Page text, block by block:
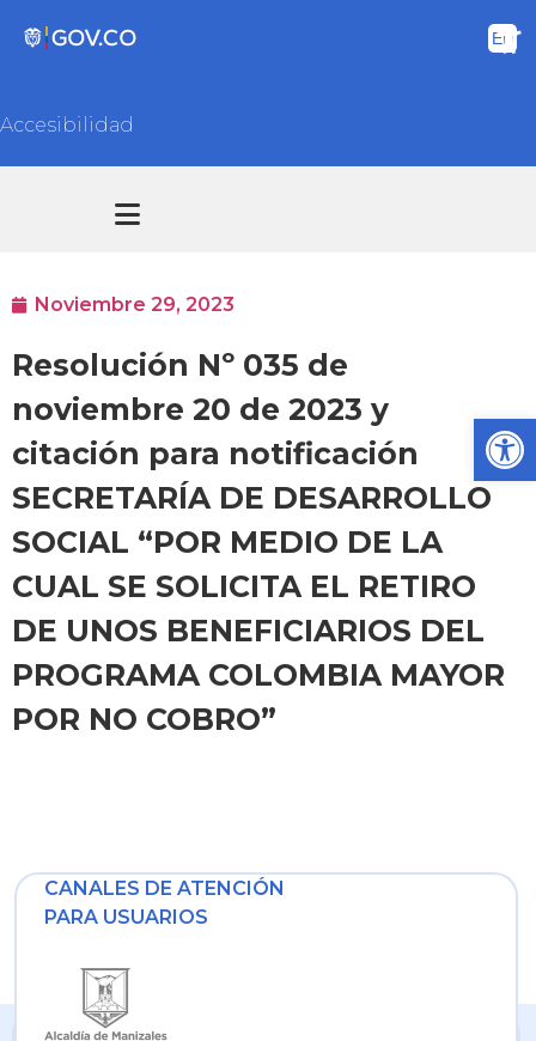
Accesibilidad
Noviembre 29, 2023
Resolución Nº 035 de
noviembre 20 de 2023 y
citación para notificación
SECRETARÍA DE DESARROLLO
SOCIAL “POR MEDIO DE LA
CUAL SE SOLICITA EL RETIRO
DE UNOS BENEFICIARIOS DEL
PROGRAMA COLOMBIA MAYOR
POR NO COBRO”
CANALES DE ATENCIÓN
PARA USUARIOS